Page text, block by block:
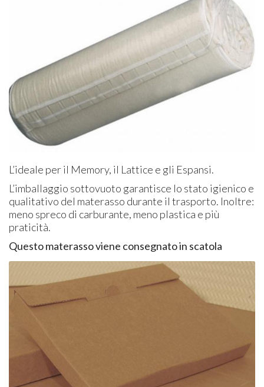
L’ideale per il Memory, il Lattice e gli Espansi.
L’imballaggio sottovuoto garantisce lo stato igienico e
qualitativo del materasso durante il trasporto. Inoltre:
meno spreco di carburante, meno plastica e più
praticità.
Questo materasso viene consegnato in scatola